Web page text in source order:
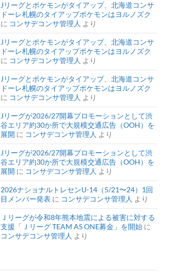
Jリーグとポケモンがタイアップ、北海道コンサ
ドーレ札幌のタイアップポケモンはヨルノズク
に コンサデコンサ管理人 より
Jリーグとポケモンがタイアップ、北海道コンサ
ドーレ札幌のタイアップポケモンはヨルノズク
に コンサデコンサ管理人 より
Jリーグとポケモンがタイアップ、北海道コンサ
ドーレ札幌のタイアップポケモンはヨルノズク
に コンサデコンサ管理人 より
Jリーグが2026/27開幕プロモーションとして渋
谷エリア約30か所で大規模交通広告（OOH）を
展開 に コンサデコンサ管理人 より
Jリーグが2026/27開幕プロモーションとして渋
谷エリア約30か所で大規模交通広告（OOH）を
展開 に コンサデコンサ管理人 より
2026ナショナルトレセンU-14（5/21〜24）1回
目メンバー発表 に コンサデコンサ管理人 より
Ｊリーグが令和8年熊本地震による被害に対する
支援「Ｊリーグ TEAM AS ONE募金」を開始 に
コンサデコンサ管理人 より